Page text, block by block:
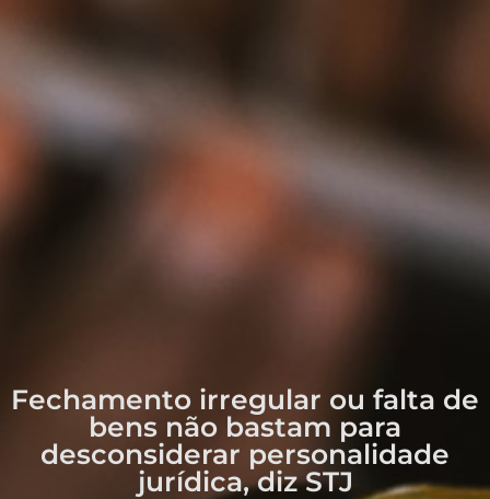
Fechamento irregular ou falta de
bens não bastam para
desconsiderar personalidade
jurídica, diz STJ